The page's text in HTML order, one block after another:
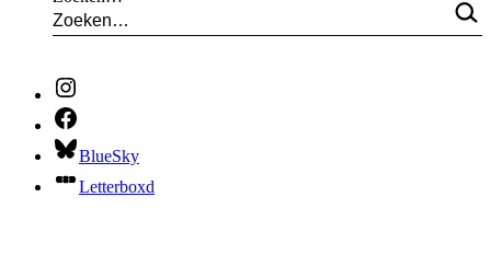
BlueSky
Letterboxd